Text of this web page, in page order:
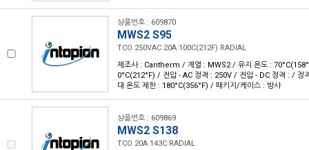
상품번호 : 609870
MWS2 S95
TCO 250VAC 20A 100C(212F) RADIAL
제조사 : Cantherm / 계열 : MWS2 / 유지 온도 :
0°C(212°F) / 전압 - AC 정격 : 250V / 전압 - DC 정격 : / 정
대 온도 제한 : 180°C(356°F) / 패키지/케이스 : 방사
상품번호 : 609869
MWS2 S138
TCO 20A 143C RADIAL